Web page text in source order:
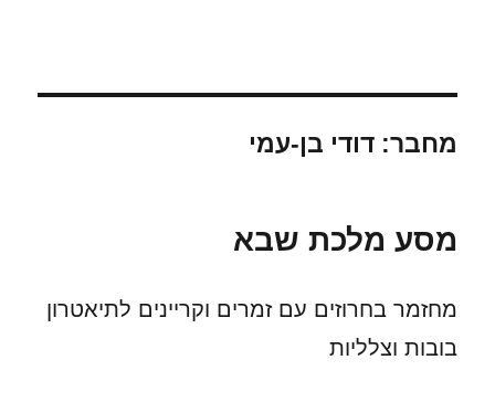
מחבר:דודי בן-עמי
מסע מלכת שבא
מחזמר בחרוזים עם זמרים וקריינים לתיאטרון
בובות וצלליות